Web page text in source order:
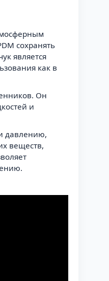
сохранять
является
как в
Он
и
давлению,
веществ,